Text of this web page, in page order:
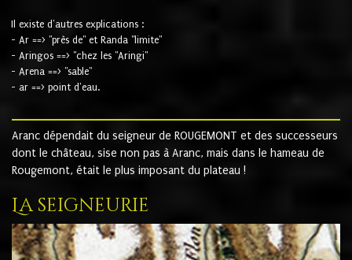
Il existe d'autres explications :
- Ar ==> "près de" et Randa "limite"
- Aringos ==> "chez les "Aringi"
- Arena ==> "sable"
- ar ==> point d'eau.
Aranc dépendait du seigneur de ROUGEMONT et des successeurs
dont le château, sise non pas à Aranc, mais dans le hameau de
Rougemont, était le plus imposant du plateau !
La seigneurie